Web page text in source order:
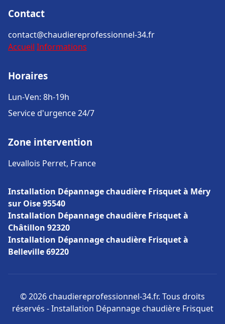
Contact
contact@chaudiereprofessionnel-34.fr
Accueil Informations
Horaires
Lun-Ven: 8h-19h
Service d'urgence 24/7
Zone intervention
Levallois Perret, France
Installation Dépannage chaudière Frisquet à Méry
sur Oise 95540
Installation Dépannage chaudière Frisquet à
Châtillon 92320
Installation Dépannage chaudière Frisquet à
Belleville 69220
© 2026 chaudiereprofessionnel-34.fr. Tous droits
réservés - Installation Dépannage chaudière Frisquet